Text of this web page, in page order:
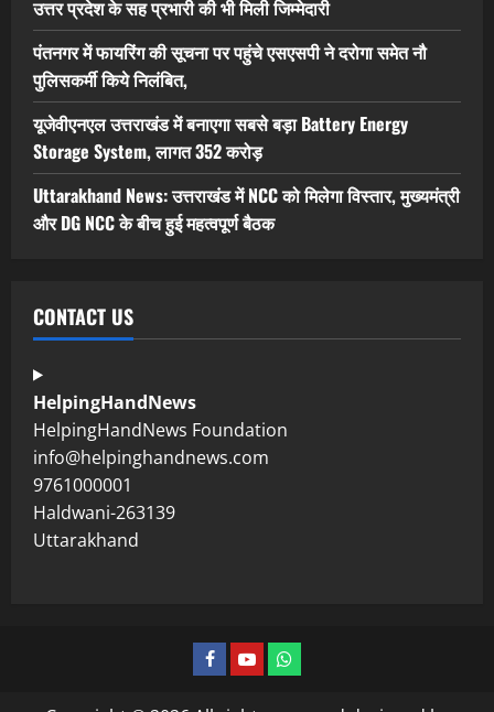
उत्तर प्रदेश के सह प्रभारी की भी मिली जिम्मेदारी
पंतनगर में फायरिंग की सूचना पर पहुंचे एसएसपी ने दरोगा समेत नौ
पुलिसकर्मी किये निलंबित,
यूजेवीएनएल उत्तराखंड में बनाएगा सबसे बड़ा Battery Energy
Storage System, लागत 352 करोड़
Uttarakhand News: उत्तराखंड में NCC को मिलेगा विस्तार, मुख्यमंत्री
और DG NCC के बीच हुई महत्वपूर्ण बैठक
CONTACT US
HelpingHandNews
HelpingHandNews Foundation
info@helpinghandnews.com
9761000001
Haldwani-263139
Uttarakhand